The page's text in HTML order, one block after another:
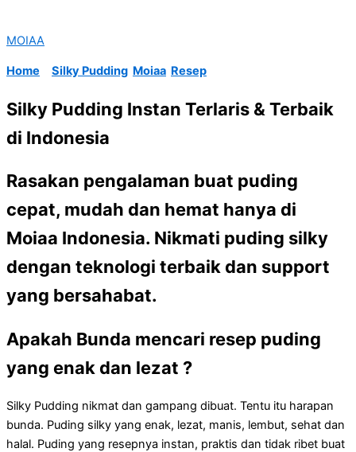
MOIAA
Home Silky Pudding Moiaa Resep
Silky Pudding Instan Terlaris & Terbaik
di Indonesia​
Rasakan pengalaman buat puding
cepat, mudah dan hemat hanya di
Moiaa Indonesia. Nikmati puding silky
dengan teknologi terbaik dan support
yang bersahabat.
Apakah Bunda mencari resep puding
yang enak dan lezat ?
Silky Pudding nikmat dan gampang dibuat. Tentu itu harapan
bunda. Puding silky yang enak, lezat, manis, lembut, sehat dan
halal. Puding yang resepnya instan, praktis dan tidak ribet buat